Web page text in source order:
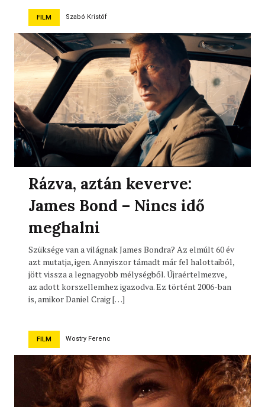
FILM Szabó Kristóf
Rázva, aztán keverve:
James Bond – Nincs idő
meghalni
Szüksége van a világnak James Bondra? Az elmúlt 60 év
azt mutatja, igen. Annyiszor támadt már fel halottaiból,
jött vissza a legnagyobb mélységből. Újraértelmezve,
az adott korszellemhez igazodva. Ez történt 2006-ban
is, amikor Daniel Craig […]
FILM Wostry Ferenc